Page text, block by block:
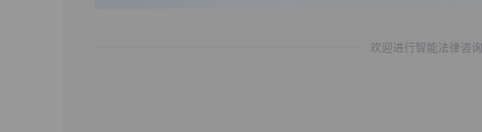
欢迎进行智能法律咨询